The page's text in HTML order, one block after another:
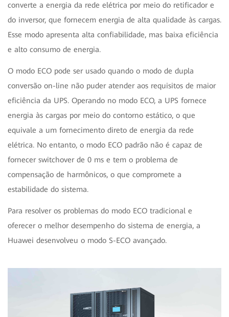
converte a energia da rede elétrica por meio do retificador e
do inversor, que fornecem energia de alta qualidade às cargas.
Esse modo apresenta alta confiabilidade, mas baixa eficiência
e alto consumo de energia.
O modo ECO pode ser usado quando o modo de dupla
conversão on-line não puder atender aos requisitos de maior
eficiência da UPS. Operando no modo ECO, a UPS fornece
energia às cargas por meio do contorno estático, o que
equivale a um fornecimento direto de energia da rede
elétrica. No entanto, o modo ECO padrão não é capaz de
fornecer switchover de 0 ms e tem o problema de
compensação de harmônicos, o que compromete a
estabilidade do sistema.
Para resolver os problemas do modo ECO tradicional e
oferecer o melhor desempenho do sistema de energia, a
Huawei desenvolveu o modo S-ECO avançado.